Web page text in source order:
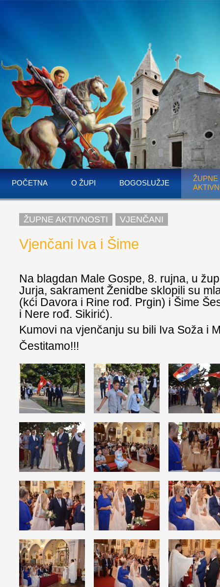
POČETNA O ŽUPI BOGOSLUŽJE
ŽUPNE
ŽUPNE AKTIVNOSTI VJENČANI
Vjenčani Iva i Šime
Na blagdan Male Gospe, 8. rujna, u
Jurja, sakrament Ženidbe sklopili su
(kći Davora i Rine rođ. Prgin) i Šime
i Nere rođ. Sikirić).
Kumovi na vjenčanju su bili Iva Soža i
Čestitamo!!!